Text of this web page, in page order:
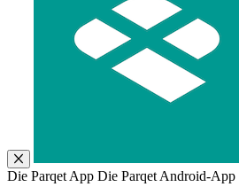
Die Parqet App Die Parqet Android-App